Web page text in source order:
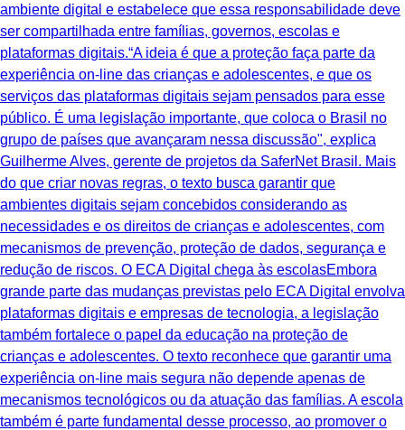
ambiente digital e estabelece que essa responsabilidade deve
ser compartilhada entre famílias, governos, escolas e
plataformas digitais.“A ideia é que a proteção faça parte da
experiência on-line das crianças e adolescentes, e que os
serviços das plataformas digitais sejam pensados para esse
público. É uma legislação importante, que coloca o Brasil no
grupo de países que avançaram nessa discussão", explica
Guilherme Alves, gerente de projetos da SaferNet Brasil. Mais
do que criar novas regras, o texto busca garantir que
ambientes digitais sejam concebidos considerando as
necessidades e os direitos de crianças e adolescentes, com
mecanismos de prevenção, proteção de dados, segurança e
redução de riscos. O ECA Digital chega às escolasEmbora
grande parte das mudanças previstas pelo ECA Digital envolva
plataformas digitais e empresas de tecnologia, a legislação
também fortalece o papel da educação na proteção de
crianças e adolescentes. O texto reconhece que garantir uma
experiência on-line mais segura não depende apenas de
mecanismos tecnológicos ou da atuação das famílias. A escola
também é parte fundamental desse processo, ao promover o